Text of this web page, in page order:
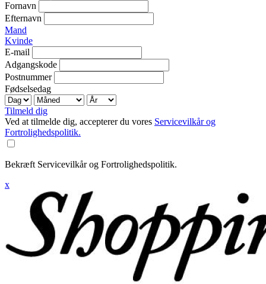
Fornavn
Efternavn
Mand
Kvinde
E-mail
Adgangskode
Postnummer
Fødselsedag
Tilmeld dig
Ved at tilmelde dig, accepterer du vores Servicevilkår og
Fortrolighedspolitik.
Bekræft Servicevilkår og Fortrolighedspolitik.
x